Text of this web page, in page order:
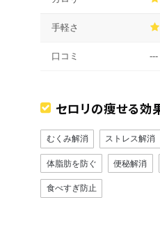
手軽さ
口コミ ---
セロリの痩せる効
むくみ解消 ストレス解消
体脂肪を防ぐ 便秘解消
食べすぎ防止